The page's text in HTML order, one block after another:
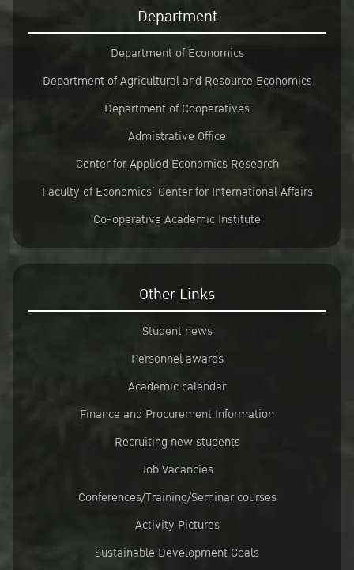
Department
Department of Economics
Department of Agricultural and Resource Economics
Department of Cooperatives
Admistrative Office
Center for Applied Economics Research
Faculty of Economics’ Center for International Affairs
Co-operative Academic Institute
Other Links
Student news
Personnel awards
Academic calendar
Finance and Procurement Information
Recruiting new students
Job Vacancies
Conferences/Training/Seminar courses
Activity Pictures
Sustainable Development Goals